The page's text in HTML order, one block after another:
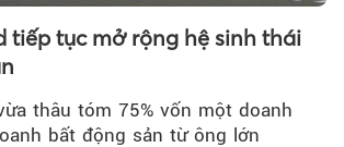
tiếp tục mở rộng hệ sinh thái
thâu tóm 75% vốn một doanh
bất động sản từ ông lớn